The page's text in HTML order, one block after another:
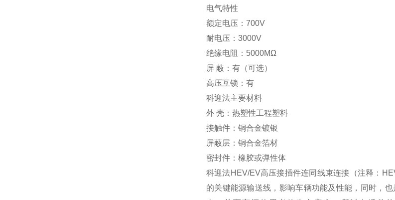
电气特性
额定电压：700V
耐电压：3000V
绝缘电阻：5000MΩ
屏 蔽：有（可选）
高压互锁：有
科迎法主要材料
外 壳：热塑性工程塑料
接触件：铜合金镀银
屏蔽层：铜合金箔材
密封件：橡胶或弹性体
科迎法HEV/EV高压接插件连同线束连接（注释：
的关键能源输送线，影响车辆功能及性能，同时，